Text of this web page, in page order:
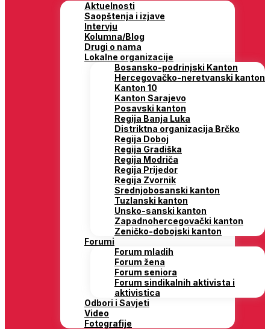
Aktuelnosti
Saopštenja i izjave
Intervju
Kolumna/Blog
Drugi o nama
Lokalne organizacije
Bosansko-podrinjski Kanton
Hercegovačko-neretvanski kanton
Kanton 10
Kanton Sarajevo
Posavski kanton
Regija Banja Luka
Distriktna organizacija Brčko
Regija Doboj
Regija Gradiška
Regija Modriča
Regija Prijedor
Regija Zvornik
Srednjobosanski kanton
Tuzlanski kanton
Unsko-sanski kanton
Zapadnohercegovački kanton
Zeničko-dobojski kanton
Forumi
Forum mladih
Forum žena
Forum seniora
Forum sindikalnih aktivista i
aktivistica
Odbori i Savjeti
Video
Fotografije